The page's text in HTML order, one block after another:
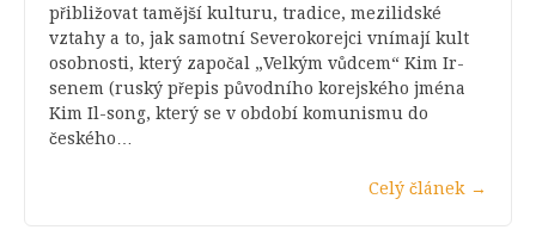
přibližovat tamější kulturu, tradice, mezilidské
vztahy a to, jak samotní Severokorejci vnímají kult
osobnosti, který započal „Velkým vůdcem“ Kim Ir-
senem (ruský přepis původního korejského jména
Kim Il-song, který se v období komunismu do
českého…
Celý článek →